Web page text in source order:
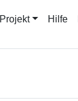
Projekt Hilfe